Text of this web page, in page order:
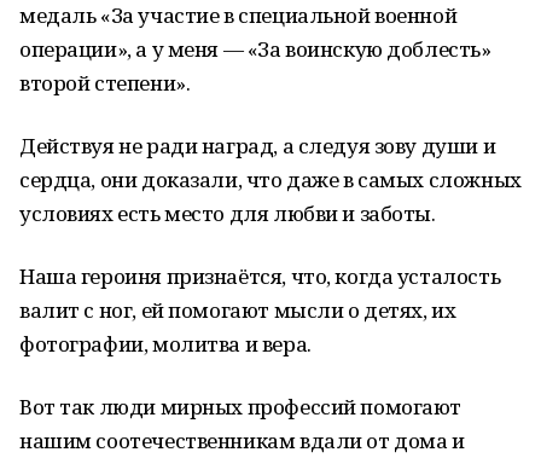
медаль «За участие в специальной военной
операции», а у меня — «За воинскую доблесть»
второй степени».
Действуя не ради наград, а следуя зову души и
сердца, они доказали, что даже в самых сложных
условиях есть место для любви и заботы.
Наша героиня признаётся, что, когда усталость
валит с ног, ей помогают мысли о детях, их
фотографии, молитва и вера.
Вот так люди мирных профессий помогают
нашим соотечественникам вдали от дома и